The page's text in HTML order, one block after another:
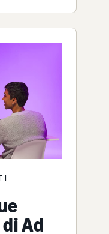
Ad